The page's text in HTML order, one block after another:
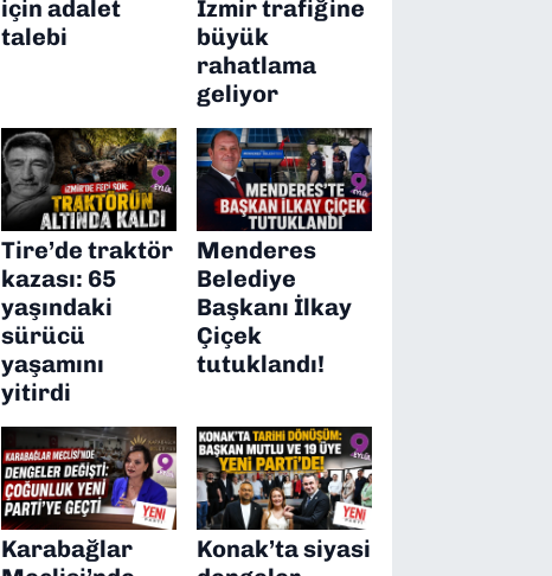
için adalet
talebi
İzmir trafiğine
büyük
rahatlama
geliyor
Tire’de traktör
kazası: 65
yaşındaki
sürücü
yaşamını
yitirdi
Menderes
Belediye
Başkanı İlkay
Çiçek
tutuklandı!
Karabağlar
Konak’ta siyasi